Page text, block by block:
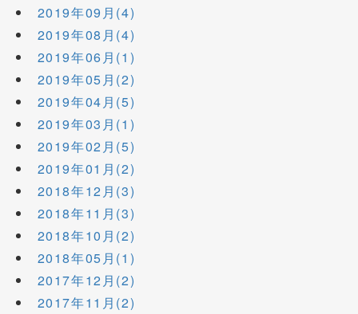
2019年09月(4)
2019年08月(4)
2019年06月(1)
2019年05月(2)
2019年04月(5)
2019年03月(1)
2019年02月(5)
2019年01月(2)
2018年12月(3)
2018年11月(3)
2018年10月(2)
2018年05月(1)
2017年12月(2)
2017年11月(2)